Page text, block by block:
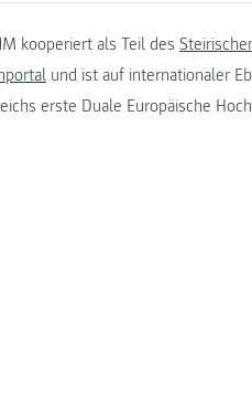
kooperiert als Teil des
und ist auf internationaler
erste Duale Europäische